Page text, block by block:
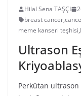
Hilal Sena TAŞÇI
breast cancer,
meme kanseri teşhisi,
Ultrason
Perkütan